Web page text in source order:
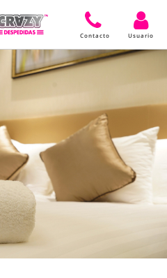
Contacto Usuario